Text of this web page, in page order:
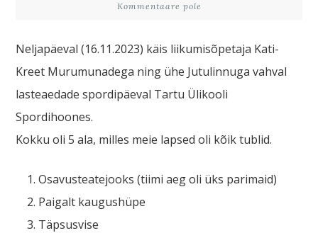
Kommentaare pole
Neljapäeval (16.11.2023) käis liikumisõpetaja Kati-
Kreet Murumunadega ning ühe Jutulinnuga vahval
lasteaedade spordipäeval Tartu Ülikooli
Spordihoones.
Kokku oli 5 ala, milles meie lapsed oli kõik tublid.
Osavusteatejooks (tiimi aeg oli üks parimaid)
Paigalt kaugushüpe
Täpsusvise